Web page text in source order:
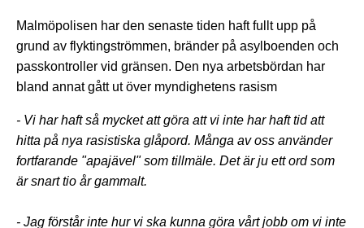
Malmöpolisen har den senaste tiden haft fullt upp på
grund av flyktingströmmen, bränder på asylboenden och
passkontroller vid gränsen. Den nya arbetsbördan har
bland annat gått ut över myndighetens rasism
- Vi har haft så mycket att göra att vi inte har haft tid att
hitta på nya rasistiska glåpord. Många av oss använder
fortfarande "apajävel" som tillmäle. Det är ju ett ord som
är snart tio år gammalt.
- Jag förstår inte hur vi ska kunna göra vårt jobb om vi inte